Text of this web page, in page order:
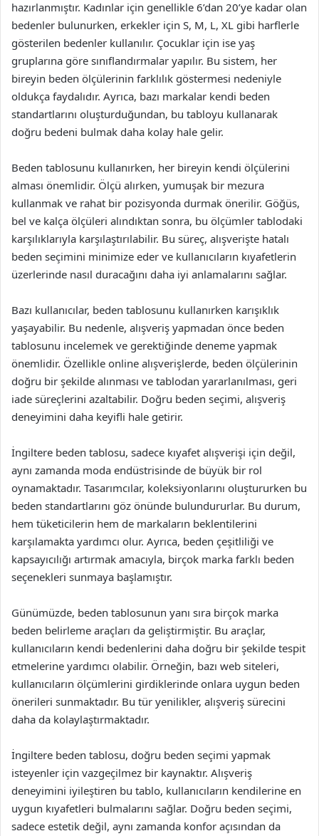
hazırlanmıştır. Kadınlar için genellikle 6’dan 20’ye kadar olan
bedenler bulunurken, erkekler için S, M, L, XL gibi harflerle
gösterilen bedenler kullanılır. Çocuklar için ise yaş
gruplarına göre sınıflandırmalar yapılır. Bu sistem, her
bireyin beden ölçülerinin farklılık göstermesi nedeniyle
oldukça faydalıdır. Ayrıca, bazı markalar kendi beden
standartlarını oluşturduğundan, bu tabloyu kullanarak
doğru bedeni bulmak daha kolay hale gelir.
Beden tablosunu kullanırken, her bireyin kendi ölçülerini
alması önemlidir. Ölçü alırken, yumuşak bir mezura
kullanmak ve rahat bir pozisyonda durmak önerilir. Göğüs,
bel ve kalça ölçüleri alındıktan sonra, bu ölçümler tablodaki
karşılıklarıyla karşılaştırılabilir. Bu süreç, alışverişte hatalı
beden seçimini minimize eder ve kullanıcıların kıyafetlerin
üzerlerinde nasıl duracağını daha iyi anlamalarını sağlar.
Bazı kullanıcılar, beden tablosunu kullanırken karışıklık
yaşayabilir. Bu nedenle, alışveriş yapmadan önce beden
tablosunu incelemek ve gerektiğinde deneme yapmak
önemlidir. Özellikle online alışverişlerde, beden ölçülerinin
doğru bir şekilde alınması ve tablodan yararlanılması, geri
iade süreçlerini azaltabilir. Doğru beden seçimi, alışveriş
deneyimini daha keyifli hale getirir.
İngiltere beden tablosu, sadece kıyafet alışverişi için değil,
aynı zamanda moda endüstrisinde de büyük bir rol
oynamaktadır. Tasarımcılar, koleksiyonlarını oluştururken bu
beden standartlarını göz önünde bulundururlar. Bu durum,
hem tüketicilerin hem de markaların beklentilerini
karşılamakta yardımcı olur. Ayrıca, beden çeşitliliği ve
kapsayıcılığı artırmak amacıyla, birçok marka farklı beden
seçenekleri sunmaya başlamıştır.
Günümüzde, beden tablosunun yanı sıra birçok marka
beden belirleme araçları da geliştirmiştir. Bu araçlar,
kullanıcıların kendi bedenlerini daha doğru bir şekilde tespit
etmelerine yardımcı olabilir. Örneğin, bazı web siteleri,
kullanıcıların ölçümlerini girdiklerinde onlara uygun beden
önerileri sunmaktadır. Bu tür yenilikler, alışveriş sürecini
daha da kolaylaştırmaktadır.
İngiltere beden tablosu, doğru beden seçimi yapmak
isteyenler için vazgeçilmez bir kaynaktır. Alışveriş
deneyimini iyileştiren bu tablo, kullanıcıların kendilerine en
uygun kıyafetleri bulmalarını sağlar. Doğru beden seçimi,
sadece estetik değil, aynı zamanda konfor açısından da